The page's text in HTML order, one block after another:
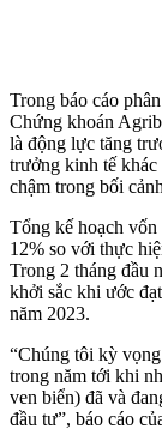
Trong báo cáo
Chứng khoán
là động lực tăng
trưởng kinh tế
chậm trong bối
Tổng kế hoạch
12% so với thực
Trong 2 tháng đầu
khởi sắc khi ước
năm 2023.
“Chúng tôi kỳ
trong năm tới khi
ven biển) đã và
đầu tư”, báo cáo